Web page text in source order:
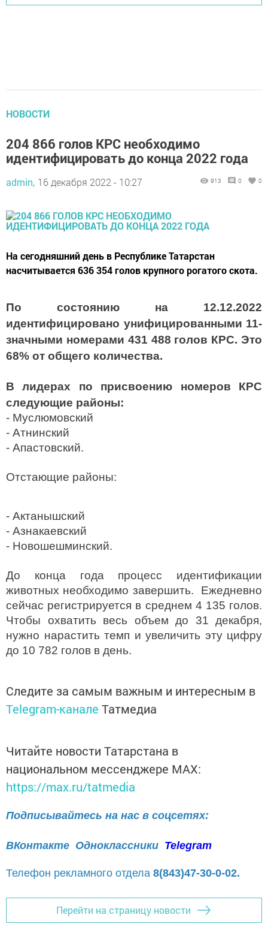
НОВОСТИ
204 866 голов КРС необходимо
идентифицировать до конца 2022 года
admin, 16 декабря 2022 - 10:27 913 0 0
На сегодняшний день в Республике Татарстан
насчитывается 636 354 голов крупного рогатого скота.
По состоянию на 12.12.2022
идентифицировано унифицированными 11-
значными номерами 431 488 голов КРС. Это
68% от общего количества.
В лидерах по присвоению номеров КРС
следующие районы:
- Муслюмовский
- Атнинский
- Апастовский.
Отстающие районы:
- Актанышский
- Азнакаевский
- Новошешминский.
До конца года процесс идентификации
животных необходимо завершить. Ежедневно
сейчас регистрируется в среднем 4 135 голов.
Чтобы охватить весь объем до 31 декабря,
нужно нарастить темп и увеличить эту цифру
до 10 782 голов в день.
Следите за самым важным и интересным в
Telegram-канале Татмедиа
Читайте новости Татарстана в
национальном мессенджере MАХ:
https://max.ru/tatmedia
Подписывайтесь на нас в соцсетях:
ВКонтакте Одноклассники Telegram
Телефон рекламного отдела 8(843)47-30-0-02.
Перейти на страницу новости